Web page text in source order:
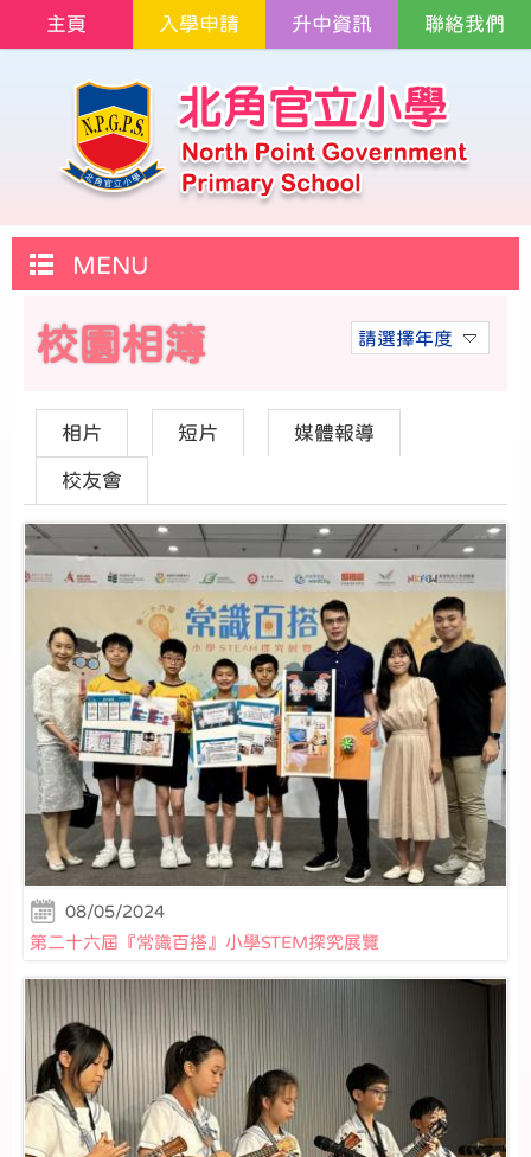
主頁 入學申請 升中資訊 聯絡我們
MENU
請選擇年度
校園相簿
相片 短片 媒體報導
校友會
08/05/2024
第二十六屆『常識百搭』小學STEM探究展覽